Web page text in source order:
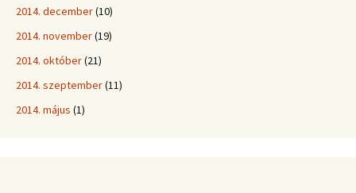
2014. december(10)
2014. november(19)
2014. október(21)
2014. szeptember(11)
2014. május (1)